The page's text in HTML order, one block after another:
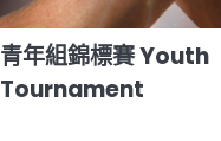
青年組錦標賽 Youth
Tournament